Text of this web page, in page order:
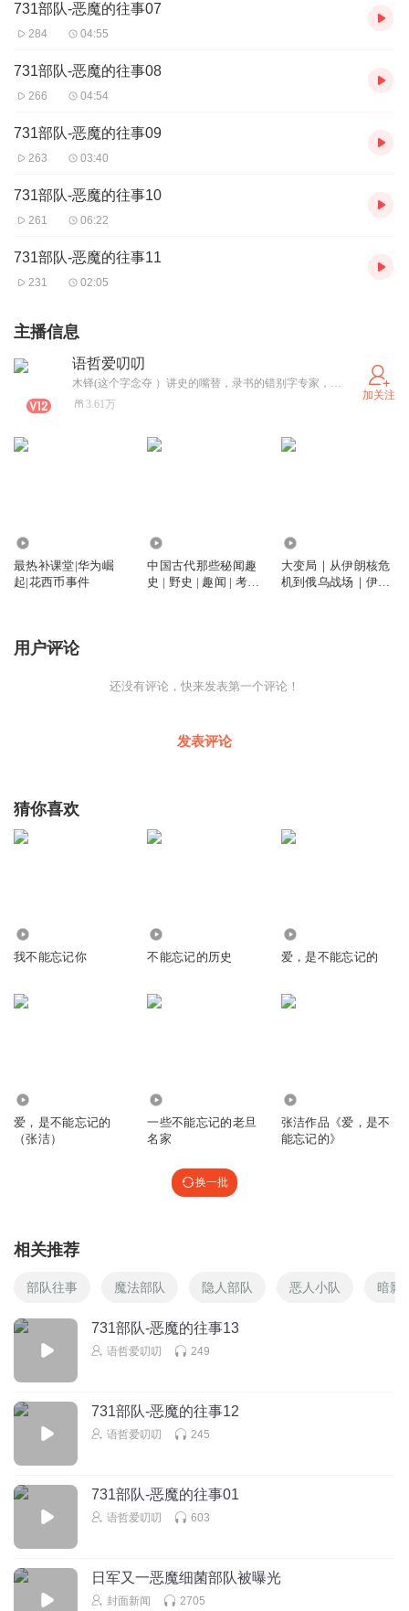
731部队-恶魔的往事07
284 04:55
731部队-恶魔的往事08
266 04:54
731部队-恶魔的往事09
263 03:40
731部队-恶魔的往事10
261 06:22
731部队-恶魔的往事11
231 02:05
主播信息
语哲爱叨叨
木铎(这个字念夺 ）讲史的嘴替，录书的错别字专家，非著名文史演播者以及著名拉偏架逗比~~大宇、良辰周、听风的蚕是我偶像，不解释，谢谢
3.61万
加关注
最热补课堂|华为崛
起|花西币事件
中国古代那些秘闻趣
史 | 野史 | 趣闻 | 考古
大变局｜从伊朗核危
机到俄乌战场｜伊朗
用户评论
还没有评论，快来发表第一个评论！
发表评论
猜你喜欢
我不能忘记你 不能忘记的历史 爱，是不能忘记的
爱，是不能忘记的
（张洁）
一些不能忘记的老旦
名家
张洁作品《爱，是不
能忘记的》
换一批
相关推荐
部队往事 魔法部队 隐人部队 恶人小队 暗影
731部队-恶魔的往事13
语哲爱叨叨 249
731部队-恶魔的往事12
语哲爱叨叨 245
731部队-恶魔的往事01
语哲爱叨叨 603
日军又一恶魔细菌部队被曝光
封面新闻 2705